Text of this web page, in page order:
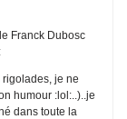
Franck Dubosc
je ne
humour :lol:..)..je
dans toute la